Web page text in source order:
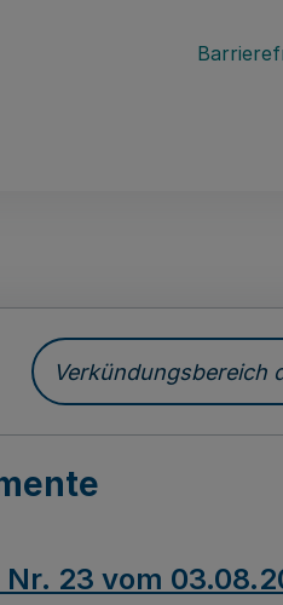
Verkündungsbereich
Nr. 23 vom